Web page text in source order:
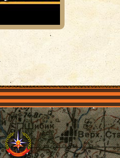
объединения Проекты